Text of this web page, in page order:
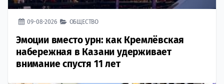
09-08-2026 ОБЩЕСТВО
Эмоции вместо урн: как Кремлёвская
набережная в Казани удерживает
внимание спустя 11 лет